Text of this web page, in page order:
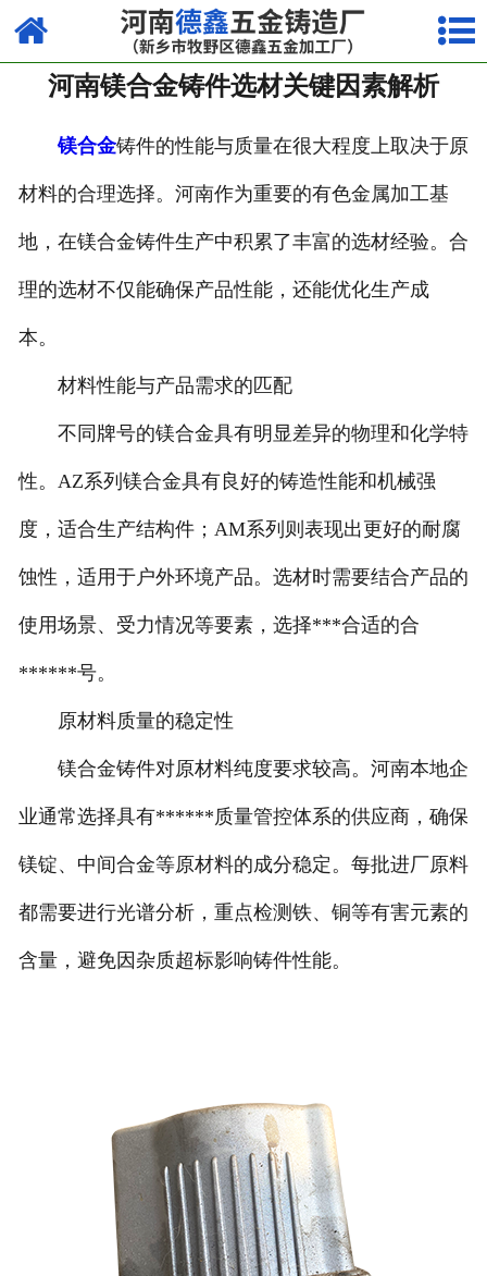
网站首页
走进我们
产品中心
荣誉资质
厂容厂貌
视频中心
河南镁合金铸件选材关键因素解析
镁合金铸件的性能与质量在很大程度上取决于原
材料的合理选择。河南作为重要的有色金属加工基
地，在镁合金铸件生产中积累了丰富的选材经验。合
理的选材不仅能确保产品性能，还能优化生产成
本。
材料性能与产品需求的匹配
不同牌号的镁合金具有明显差异的物理和化学特
性。AZ系列镁合金具有良好的铸造性能和机械强
度，适合生产结构件；AM系列则表现出更好的耐腐
蚀性，适用于户外环境产品。选材时需要结合产品的
使用场景、受力情况等要素，选择***合适的合
******号。
原材料质量的稳定性
镁合金铸件对原材料纯度要求较高。河南本地企
业通常选择具有******质量管控体系的供应商，确保
镁锭、中间合金等原材料的成分稳定。每批进厂原料
都需要进行光谱分析，重点检测铁、铜等有害元素的
含量，避免因杂质超标影响铸件性能。